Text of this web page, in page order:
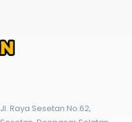
Jl. Raya Sesetan No.62,